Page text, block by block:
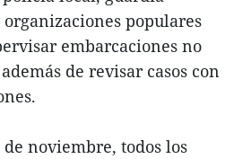
populares
embarcaciones no
de revisar casos con
noviembre, todos los